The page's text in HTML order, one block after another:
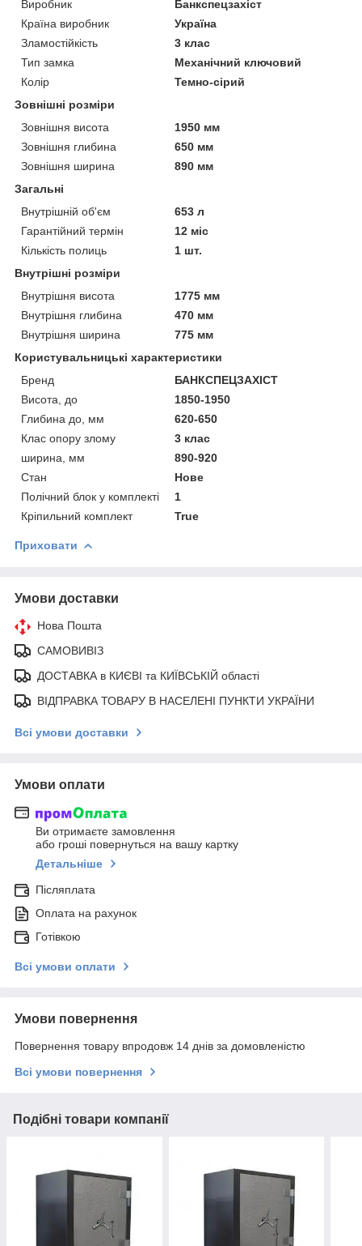
Виробник
Банкспецзахіст
Країна виробник
Україна
Зламостійкість
3 клас
Тип замка
Механічний ключовий
Колір
Темно-сірий
Зовнішні розміри
Зовнішня висота
1950 мм
Зовнішня глибина
650 мм
Зовнішня ширина
890 мм
Загальні
Внутрішній об'єм
653 л
Гарантійний термін
12 міс
Кількість полиць
1 шт.
Внутрішні розміри
Внутрішня висота
1775 мм
Внутрішня глибина
470 мм
Внутрішня ширина
775 мм
Користувальницькі характеристики
Бренд
БАНКСПЕЦЗАХІСТ
Висота, до
1850-1950
Глибина до, мм
620-650
Клас опору злому
3 клас
ширина, мм
890-920
Стан
Нове
Полічний блок у комплекті
1
Кріпильний комплект
True
Приховати
Умови доставки
Нова Пошта
САМОВИВІЗ
ДОСТАВКА в КИЄВІ та КИЇВСЬКІЙ області
ВІДПРАВКА ТОВАРУ В НАСЕЛЕНІ ПУНКТИ УКРАЇНИ
Всі умови доставки
Умови оплати
Ви отримаєте замовлення
або гроші повернуться на вашу картку
Детальніше
Післяплата
Оплата на рахунок
Готівкою
Всі умови оплати
Умови повернення
Повернення товару впродовж 14 днів за домовленістю
Всі умови повернення
Подібні товари компанії